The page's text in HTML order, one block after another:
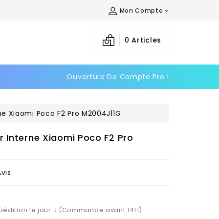
Mon Compte
0 Articles
Ouverture De Compte Pro !
Poco F2 Pro M2004J11G
Interne Xiaomi Poco F2 Pro
le jour J (Commande avant 14H)